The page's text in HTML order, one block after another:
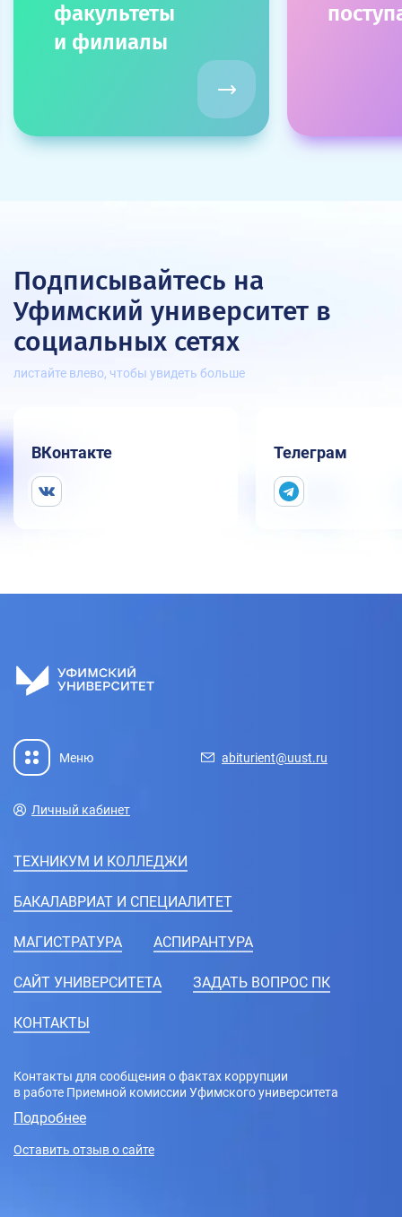
факультеты
и филиалы
Подписывайтесь на
Уфимский университет в
социальных сетях
листайте влево, чтобы увидеть больше
ВКонтакте Телеграм
Меню abiturient@uust.ru
Личный кабинет
ТЕХНИКУМ И КОЛЛЕДЖИ
БАКАЛАВРИАТ И СПЕЦИАЛИТЕТ
МАГИСТРАТУРА АСПИРАНТУРА
CАЙТ УНИВЕРСИТЕТА ЗАДАТЬ ВОПРОС ПК
КОНТАКТЫ
Контакты для сообщения о фактах коррупции
в работе Приемной комиссии Уфимского университета
Подробнее
Оставить отзыв о сайте